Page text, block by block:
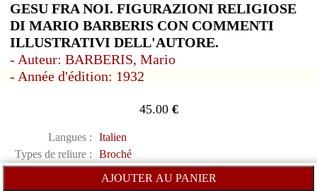
GESU FRA NOI. FIGURAZIONI RELIGIOSE
DI MARIO BARBERIS CON COMMENTI
ILLUSTRATIVI DELL'AUTORE.
- Auteur: BARBERIS, Mario
- Année d'édition: 1932
45.00€
Langues :
Italien
Types de reliure :
Broché